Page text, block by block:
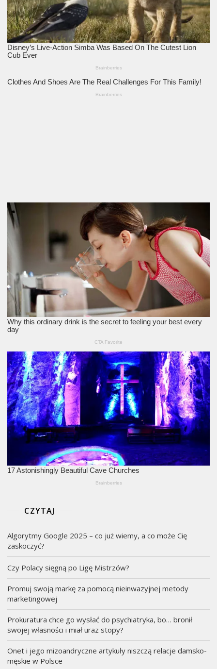
CZYTAJ
Algorytmy Google 2025 – co już wiemy, a co może Cię
zaskoczyć?
Czy Polacy sięgną po Ligę Mistrzów?
Promuj swoją markę za pomocą nieinwazyjnej metody
marketingowej
Prokuratura chce go wysłać do psychiatryka, bo… bronił
swojej własności i miał uraz stopy?
Onet i jego mizoandryczne artykuły niszczą relacje damsko-
męskie w Polsce